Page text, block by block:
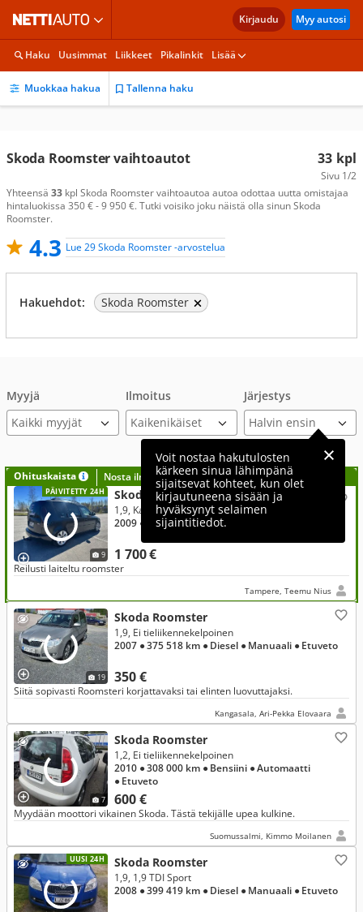
Kirjaudu Myy autosi
Haku Uusimmat Liikkeet Pikalinkit Lisää
Muokkaa hakua Tallenna haku
33 kpl
Sivu 1/2
Skoda Roomster vaihtoautot
Yhteensä 33 kpl Skoda Roomster vaihtoautoa autoa odottaa uutta omistajaa
hintaluokissa 350 € - 9 950 €. Tutki voisiko joku näistä olla sinun Skoda
Roomster.
4.3 Lue 29 Skoda Roomster -arvostelua
Hakuehdot: Skoda Roomster
Myyjä
Kaikki myyjät
Ilmoitus Järjestys
Voit nostaa hakutulosten
kärkeen sinua lähimpänä
sijaitsevat kohteet, kun olet
kirjautuneena sisään ja
hyväksynyt selaimen
sijaintitiedot.
Ohituskaista Nosta ilmoituksesi tähän?
PÄIVITETTY 24H
9
Skoda Roomster
1 700 €
1,9, Katso! Hifit ja juuri leimattu
2009 ● 389 600 km● Diesel
Reilusti laiteltu roomster
Tampere, Teemu Nius
19
Skoda Roomster
350 €
1,9, Ei tieliikennekelpoinen
2007 ● 375 518 km ● Diesel ● Manuaali ● Etuveto
Siitä sopivasti Roomsteri korjattavaksi tai elinten luovuttajaksi.
Kangasala, Ari-Pekka Elovaara
7
Skoda Roomster
600 €
1,2, Ei tieliikennekelpoinen
2010 ● 308 000 km ● Bensiini ● Automaatti
● Etuveto
Myydään moottori vikainen Skoda. Tästä tekijälle upea kulkine.
Suomussalmi, Kimmo Moilanen
UUSI 24H Skoda Roomster
1,9, 1,9 TDI Sport
2008 ● 399 419 km ● Diesel ● Manuaali ● Etuveto